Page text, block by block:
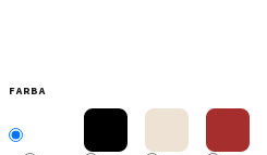
FARBA